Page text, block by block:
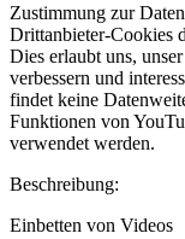
Zustimmung zur
Drittanbieter-Cookies
Dies erlaubt uns,
verbessern und
findet keine
Funktionen von
verwendet werden.
Beschreibung:
Einbetten von Videos